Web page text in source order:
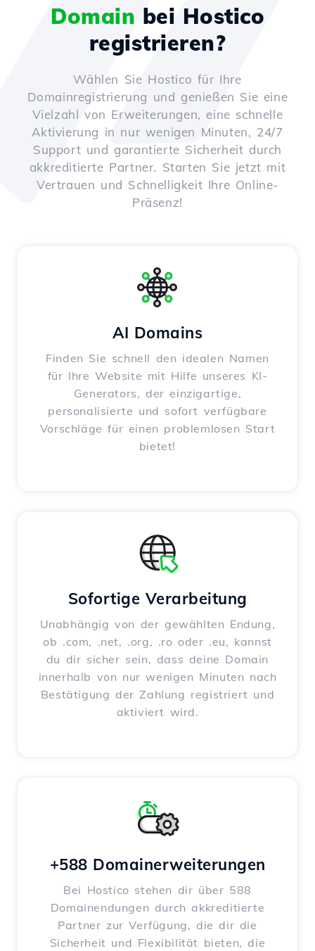
Domain bei Hostico
registrieren?
Wählen Sie Hostico für Ihre
Domainregistrierung und genießen Sie eine
Vielzahl von Erweiterungen, eine schnelle
Aktivierung in nur wenigen Minuten, 24/7
Support und garantierte Sicherheit durch
akkreditierte Partner. Starten Sie jetzt mit
Vertrauen und Schnelligkeit Ihre Online-
Präsenz!
AI Domains
Finden Sie schnell den idealen Namen
für Ihre Website mit Hilfe unseres KI-
Generators, der einzigartige,
personalisierte und sofort verfügbare
Vorschläge für einen problemlosen Start
bietet!
Sofortige Verarbeitung
Unabhängig von der gewählten Endung,
ob .com, .net, .org, .ro oder .eu, kannst
du dir sicher sein, dass deine Domain
innerhalb von nur wenigen Minuten nach
Bestätigung der Zahlung registriert und
aktiviert wird.
+588 Domainerweiterungen
Bei Hostico stehen dir über 588
Domainendungen durch akkreditierte
Partner zur Verfügung, die dir die
Sicherheit und Flexibilität bieten, die